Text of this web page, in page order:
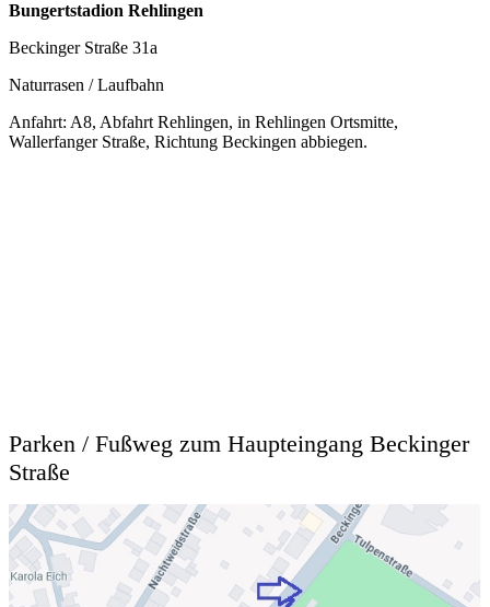
Bungertstadion Rehlingen
Beckinger Straße 31a
Naturrasen / Laufbahn
Anfahrt: A8, Abfahrt Rehlingen, in Rehlingen Ortsmitte,
Wallerfanger Straße, Richtung Beckingen abbiegen.
Parken / Fußweg zum Haupteingang Beckinger
Straße